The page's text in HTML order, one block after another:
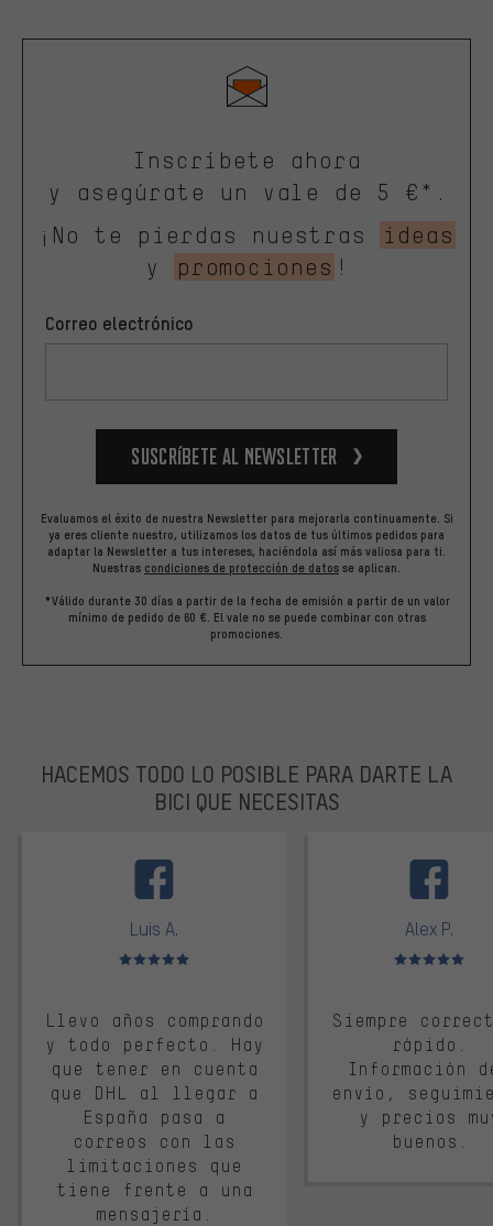
Inscríbete ahora
y asegúrate un vale de 5 €*.
¡No te pierdas nuestras
ideas
y
promociones !
Correo electrónico
Suscríbete al newsletter
Evaluamos el éxito de nuestra Newsletter para mejorarla continuamente. Si
ya eres cliente nuestro, utilizamos los datos de tus últimos pedidos para
adaptar la Newsletter a tus intereses, haciéndola así más valiosa para ti.
Nuestras condiciones de protección de datos se aplican.
*Válido durante 30 días a partir de la fecha de emisión a partir de un valor
mínimo de pedido de 60 €. El vale no se puede combinar con otras
promociones.
HACEMOS TODO LO POSIBLE PARA DARTE LA
BICI QUE NECESITAS
Luis A.
Valoración media: 5 de 5
Llevo años comprando
y todo perfecto. Hay
que tener en cuenta
que DHL al llegar a
España pasa a
correos con las
limitaciones que
tiene frente a una
mensajería.
Alex P.
Valoración
Siempre
rápido.
Información
envío,
y precios
buenos.